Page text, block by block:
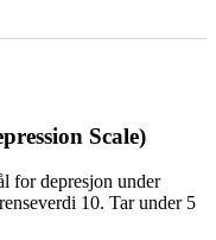
Scale)
for depresjon under
10. Tar under 5